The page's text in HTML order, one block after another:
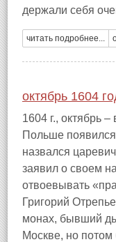
держали себя
читать подробнее...
октябрь 1604
1604 г., октябрь
Польше
назвался
заявил о своем
отвоевывать
Григорий
монах, бывший
Москве, но потом